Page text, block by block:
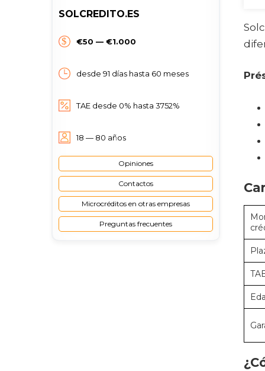
SOLCREDITO.ES
€50 — €1.000
desde 91 días hasta 60 meses
TAE desde 0% hasta 3752%
18 — 80 años
Opiniones
Contactos
Microcréditos en otras empresas
Preguntas frecuentes